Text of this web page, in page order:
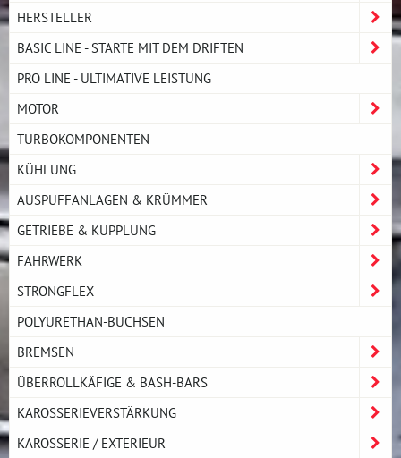
HERSTELLER
BASIC LINE - STARTE MIT DEM DRIFTEN
PRO LINE - ULTIMATIVE LEISTUNG
MOTOR
TURBOKOMPONENTEN
KÜHLUNG
AUSPUFFANLAGEN & KRÜMMER
GETRIEBE & KUPPLUNG
FAHRWERK
STRONGFLEX
POLYURETHAN-BUCHSEN
BREMSEN
ÜBERROLLKÄFIGE & BASH-BARS
KAROSSERIEVERSTÄRKUNG
KAROSSERIE / EXTERIEUR